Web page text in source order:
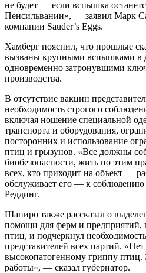
не будет — если вспышка
Пенсильвании», — заявил Марк
компании Sauder’s Eggs.
Хамберг пояснил, что прошлые
вызваны крупными вспышками в
одновременно затронувшими
производства.
В отсутствие вакцин
необходимость строгого
включая ношение специальной
транспорта и оборудования,
посторонних и использование
птиц и грызунов. «Все должны
биобезопасности, жить по этим
всех, кто приходит на объект —
обслуживает его — к
Реддинг.
Шапиро также рассказал о
помощи для ферм и предприятий,
птиц, и подчеркнул
представителей всех партий.
высокопатогенному гриппу птиц.
работы», — сказал губернатор.